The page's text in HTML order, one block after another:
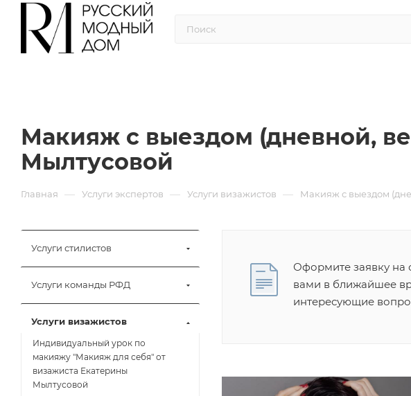
Макияж с выездом (дневной,
Мылтусовой
Главная — Услуги экспертов — Услуги визажистов — Макияж с выездом
Оформите заявку на
вами в ближайшее
интересующие
Услуги стилистов
Услуги команды РФД
Услуги визажистов
Индивидуальный урок по
макияжу "Макияж для себя" от
визажиста Екатерины
Мылтусовой